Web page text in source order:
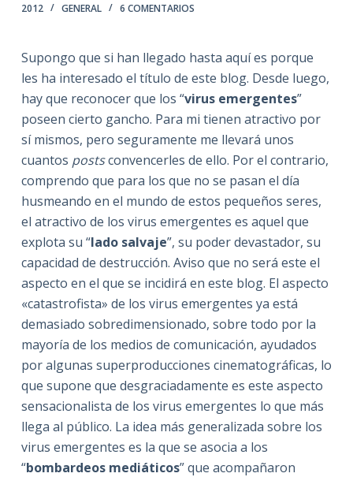
2012
GENERAL 6 COMENTARIOS
Supongo que si han llegado hasta aquí es porque
les ha interesado el título de este blog. Desde luego,
hay que reconocer que los “virus emergentes”
poseen cierto gancho. Para mi tienen atractivo por
sí mismos, pero seguramente me llevará unos
cuantos postsconvencerles de ello. Por el contrario,
comprendo que para los que no se pasan el día
husmeando en el mundo de estos pequeños seres,
el atractivo de los virus emergentes es aquel que
explota su “lado salvaje”, su poder devastador, su
capacidad de destrucción. Aviso que no será este el
aspecto en el que se incidirá en este blog. El aspecto
«catastrofista» de los virus emergentes ya está
demasiado sobredimensionado, sobre todo por la
mayoría de los medios de comunicación, ayudados
por algunas superproducciones cinematográficas, lo
que supone que desgraciadamente es este aspecto
sensacionalista de los virus emergentes lo que más
llega al público. La idea más generalizada sobre los
virus emergentes es la que se asocia a los
“bombardeos mediáticos” que acompañaron